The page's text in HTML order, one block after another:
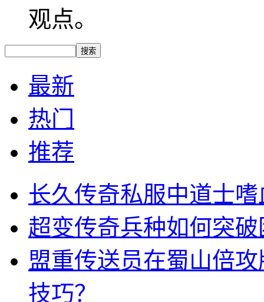
观点。
最新
热门
推荐
长久传奇私服中道士
超变传奇兵种如何突
盟重传送员在蜀山倍
技巧？